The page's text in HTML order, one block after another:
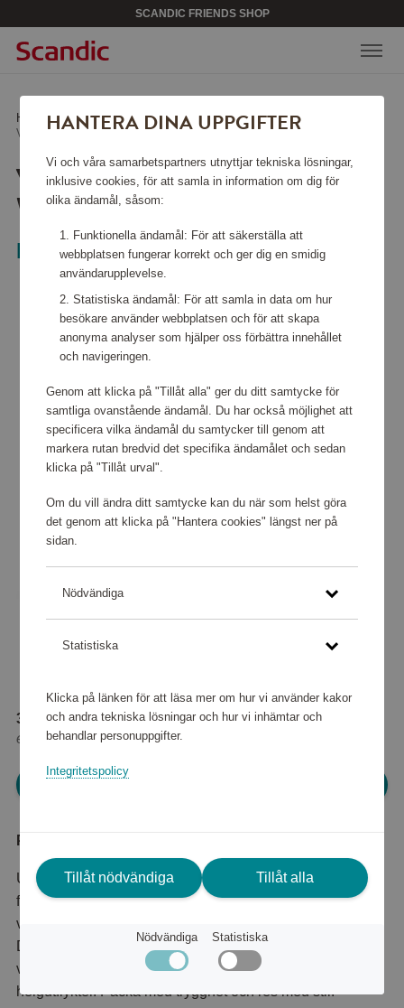
SCANDIC FRIENDS SHOP
Hem /Väskor & tillbehör /Weekendväskor/
Vattentät Weekendbag Navy
VATTENTÄT
WEEKENDBAG NAVY
LØV
38 720 poäng
eller
484 kr
Produktbeskrivning
Upptäck denna vattentåliga weekendbag – den perfekta
följeslagaren för ditt nästa äventyr! Med en robust och
vattentät design håller den dina saker torra, oavsett väder.
Den stiliga, rymliga väskan har både funktion och finess,
vilket gör den idealisk för både kortare resor och
helgutflykter. Packa med trygghet och res med stil!
HANTERA DINA UPPGIFTER
Vi och våra samarbetspartners utnyttjar tekniska lösningar,
inklusive cookies, för att samla in information om dig för
olika ändamål, såsom:
Funktionella ändamål: För att säkerställa att
webbplatsen fungerar korrekt och ger dig en smidig
användarupplevelse.
Statistiska ändamål: För att samla in data om hur
besökare använder webbplatsen och för att skapa
anonyma analyser som hjälper oss förbättra innehållet
och navigeringen.
Genom att klicka på "Tillåt alla" ger du ditt samtycke för
samtliga ovanstående ändamål. Du har också möjlighet att
specificera vilka ändamål du samtycker till genom att
markera rutan bredvid det specifika ändamålet och sedan
klicka på "Tillåt urval".
Om du vill ändra ditt samtycke kan du när som helst göra
det genom att klicka på "Hantera cookies" längst ner på
sidan.
Nödvändiga
Statistiska
Klicka på länken för att läsa mer om hur vi använder kakor
och andra tekniska lösningar och hur vi inhämtar och
behandlar personuppgifter.
Integritetspolicy
Tillåt nödvändiga Tillåt alla
Nödvändiga Statistiska